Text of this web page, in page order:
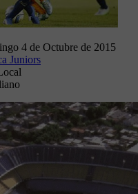
4 de Octubre de 2015
Juniors